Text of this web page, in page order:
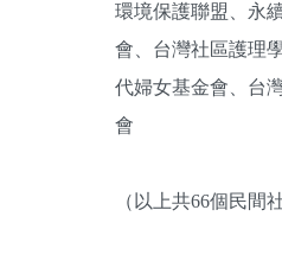
環境保護聯盟、永
會、台灣社區護理
代婦女基金會、台
會
（以上共66個民間